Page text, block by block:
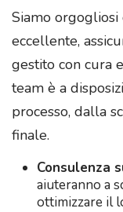
Siamo
eccellente,
gestito con cura
team è a
processo, dalla
finale.
Consulenza
aiuteranno a
ottimizzare il